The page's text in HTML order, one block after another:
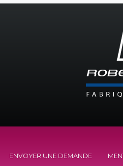
ENVOYER UNE DEMANDE